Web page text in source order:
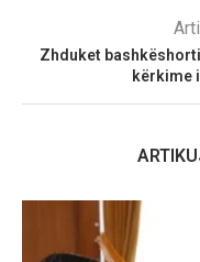
Zhduket
kërkime